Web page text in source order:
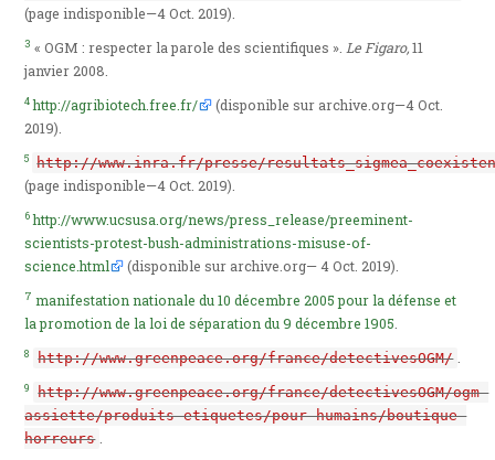
(page indisponible—4 Oct. 2019).
3 « OGM : respecter la parole des scientifiques ». Le Figaro,11
janvier 2008.
4 http://agribiotech.free.fr/
(disponible sur archive.org—4 Oct.
2019).
5 http://www.inra.fr/presse/
(page indisponible—4 Oct. 2019).
6 http://www.ucsusa.org/news/press_release/preeminent-
scientists-protest-bush-administrations-misuse-of-
science.html
(disponible sur archive.org— 4 Oct. 2019).
7 manifestation nationale du 10 décembre 2005 pour la défense et
la promotion de la loi de séparation du 9 décembre 1905
8 http://www.greenpeace.org/france/detectivesOGM/
9
http://www.greenpeace.org/france/detectivesOGM/ogm-
assiette/produits-etiquetes/pour-humains/boutique-
horreurs